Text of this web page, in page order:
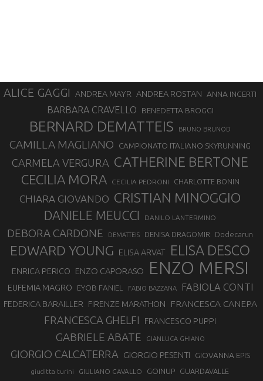
ALICE GAGGI ANDREA MAYR ANDREA ROSTAN ANNA INCERTI
BARBARA CRAVELLO BENEDETTA BROGGI
BERNARD DEMATTEIS BRUNO BRUNOD
CAMILLA MAGLIANO CAMPIONATO ITALIANO SKYRUNNING
CARMELA VERGURA CATHERINE BERTONE
CECILIA MORA CECILIA PEDRONI CHARLOTTE BONIN
CHIARA GIOVANDO CRISTIAN MINOGGIO
DANIELE MEUCCI DANILO LANTERMINO
DEBORA CARDONE DEMATTEIS DENISA DRAGOMIR Dodecarun
EDWARD YOUNG ELISA ARVAT ELISA DESCO
ENRICA PERICO ENZO CAPORASO ENZO MERSI
EUFEMIA MAGRO EYOB FANIEL FABIO BAZZANA FABIOLA CONTI
FEDERICA BARAILLER FIRENZE MARATHON FRANCESCA CANEPA
FRANCESCA GHELFI FRANCESCO PUPPI
GABRIELE ABATE GIANLUCA GHIANO
GIORGIO CALCATERRA GIORGIO PESENTI GIOVANNA EPIS
giuditta turini GIULIANO CAVALLO GOINUP GUARDAVALLE